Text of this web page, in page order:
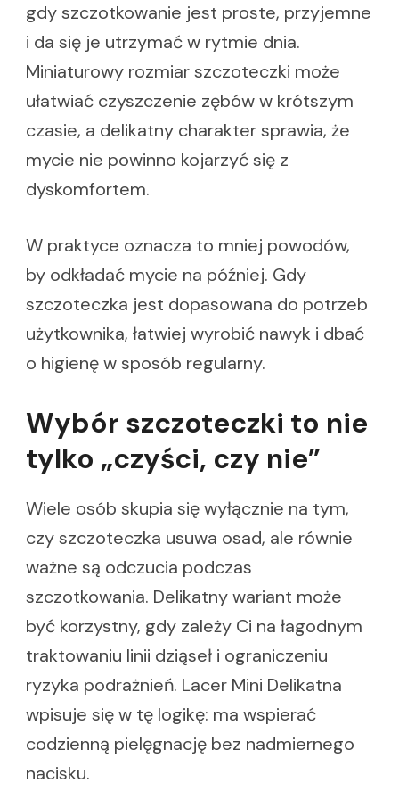
gdy szczotkowanie jest proste, przyjemne
i da się je utrzymać w rytmie dnia.
Miniaturowy rozmiar szczoteczki może
ułatwiać czyszczenie zębów w krótszym
czasie, a delikatny charakter sprawia, że
mycie nie powinno kojarzyć się z
dyskomfortem.
W praktyce oznacza to mniej powodów,
by odkładać mycie na później. Gdy
szczoteczka jest dopasowana do potrzeb
użytkownika, łatwiej wyrobić nawyk i dbać
o higienę w sposób regularny.
Wybór szczoteczki to nie
tylko „czyści, czy nie”
Wiele osób skupia się wyłącznie na tym,
czy szczoteczka usuwa osad, ale równie
ważne są odczucia podczas
szczotkowania. Delikatny wariant może
być korzystny, gdy zależy Ci na łagodnym
traktowaniu linii dziąseł i ograniczeniu
ryzyka podrażnień. Lacer Mini Delikatna
wpisuje się w tę logikę: ma wspierać
codzienną pielęgnację bez nadmiernego
nacisku.